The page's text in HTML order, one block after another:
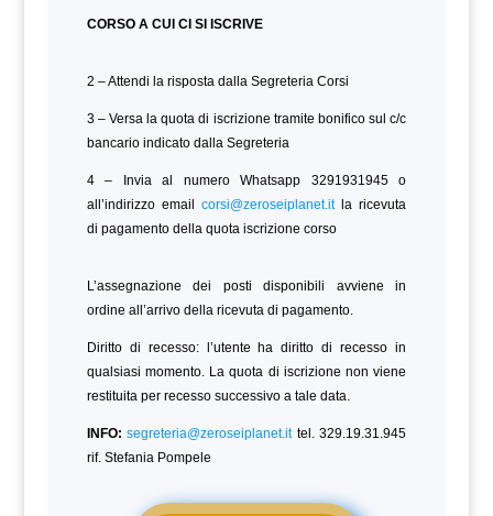
CORSO A CUI CI SI ISCRIVE
2 – Attendi la risposta dalla Segreteria Corsi
3 – Versa la quota di iscrizione tramite bonifico sul c/c
bancario indicato dalla Segreteria
4 – Invia al numero Whatsapp 3291931945 o
all’indirizzo email corsi@zeroseiplanet.itla ricevuta
di pagamento della quota iscrizione corso
L’assegnazione dei posti disponibili avviene in
ordine all’arrivo della ricevuta di pagamento.
Diritto di recesso: l’utente ha diritto di recesso in
qualsiasi momento. La quota di iscrizione non viene
restituita per recesso successivo a tale data.
INFO: segreteria@zeroseiplanet.ittel. 329.19.31.945
rif. Stefania Pompele